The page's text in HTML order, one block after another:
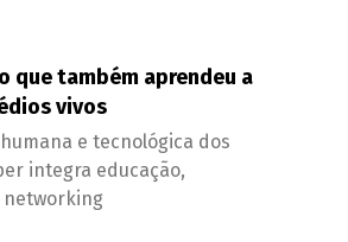
que também aprendeu a
vivos
e tecnológica dos
integra educação,
networking